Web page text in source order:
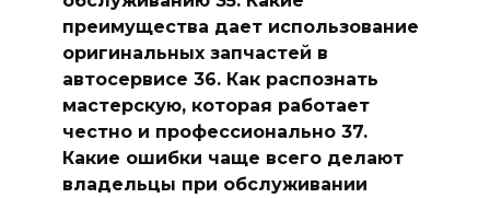
преимущества дает использование
оригинальных запчастей в
автосервисе 36. Как распознать
мастерскую, которая работает
честно и профессионально 37.
Какие ошибки чаще всего делают
владельцы при обслуживании